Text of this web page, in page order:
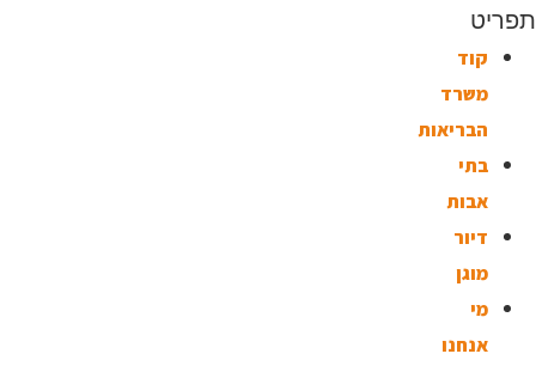
תפריט
קוד
משרד
הבריאות
בתי
אבות
דיור
מוגן
מי
אנחנו